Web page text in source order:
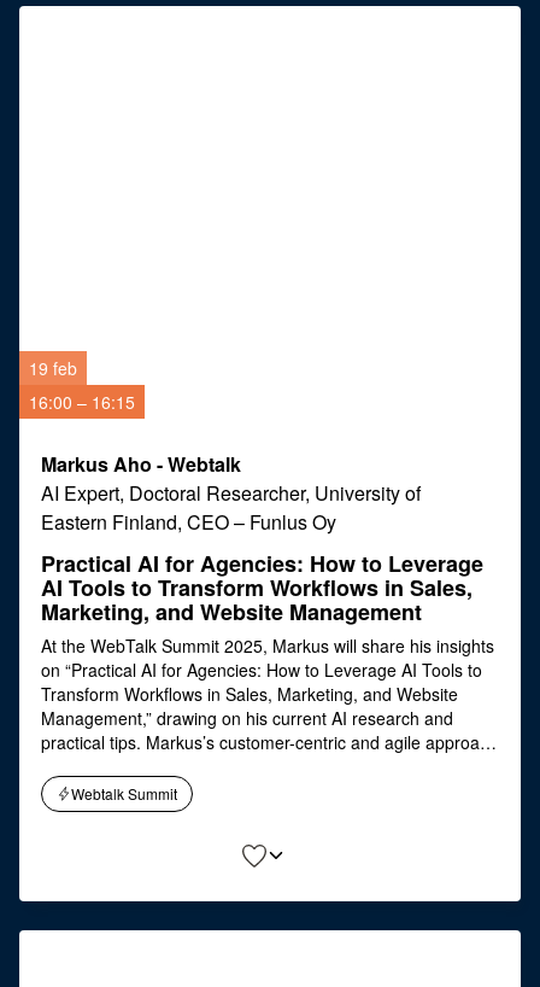
19 feb
16:00 – 16:15
Markus Aho - Webtalk
AI Expert, Doctoral Researcher, University of
Eastern Finland, CEO– Funlus Oy
Practical AI for Agencies: How to Leverage
AI Tools to Transform Workflows in Sales,
Marketing, and Website Management
At the WebTalk Summit 2025, Markus will share his insights
on “Practical AI for Agencies: How to Leverage AI Tools to
Transform Workflows in Sales, Marketing, and Website
Management,” drawing on his current AI research and
practical tips. Markus’s customer-centric and agile approach
successfully leverage digitalization in both marketing and
sales. He typically operates as a marketing and e-business
expert, trainer, and project manager..
Webtalk Summit